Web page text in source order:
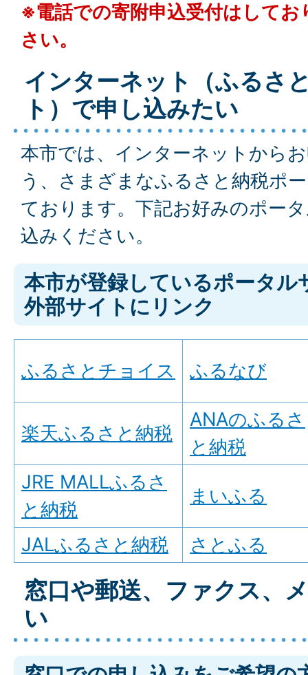
※電話での寄附申込受付はして
さい。
インターネット（ふるさ
ト）で申し込みたい
本市では、インターネットから
う、さまざまなふるさと納税ポ
ております。下記お好みのポー
込みください。
本市が登録しているポータ
外部サイトにリンク
ふるさとチョイス ふるなび
楽天ふるさと納税
ANAのふるさ
と納税
JRE MALLふるさ
と納税
まいふる
JALふるさと納税 さとふる
窓口や郵送、ファクス、
い